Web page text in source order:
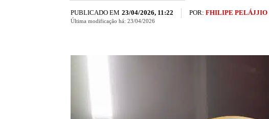
PUBLICADO EM 23/04/2026, 11:22 POR: FHILIPE PELÁJJIO
Última modificação há: 23/04/2026